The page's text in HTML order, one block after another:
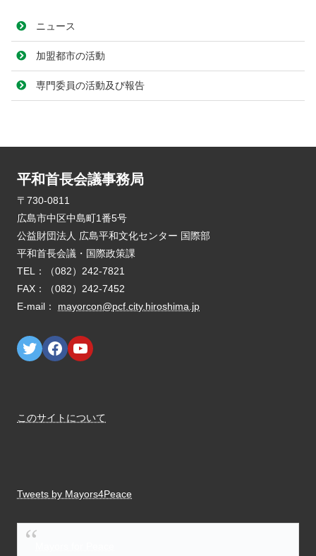
ニュース
加盟都市の活動
専門委員の活動及び報告
平和首長会議事務局
E-mail： mayorcon@pcf.city.hiroshima.jp
このサイトについて
Tweets by Mayors4Peace